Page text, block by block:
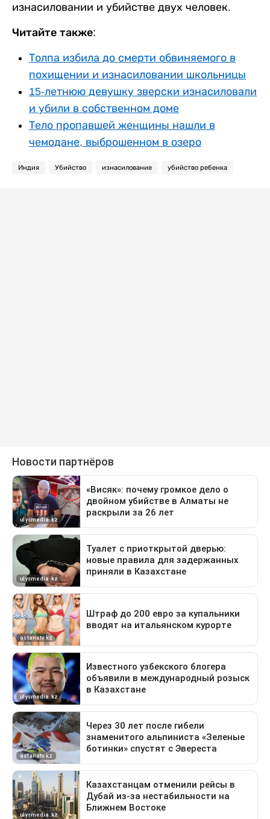
изнасиловании и убийстве двух человек.
Читайте также:
Толпа избила до смерти обвиняемого в
похищении и изнасиловании школьницы
15-летнюю девушку зверски изнасиловали
и убили в собственном доме
Тело пропавшей женщины нашли в
чемодане, выброшенном в озеро
Индия Убийство изнасилование убийство ребенка